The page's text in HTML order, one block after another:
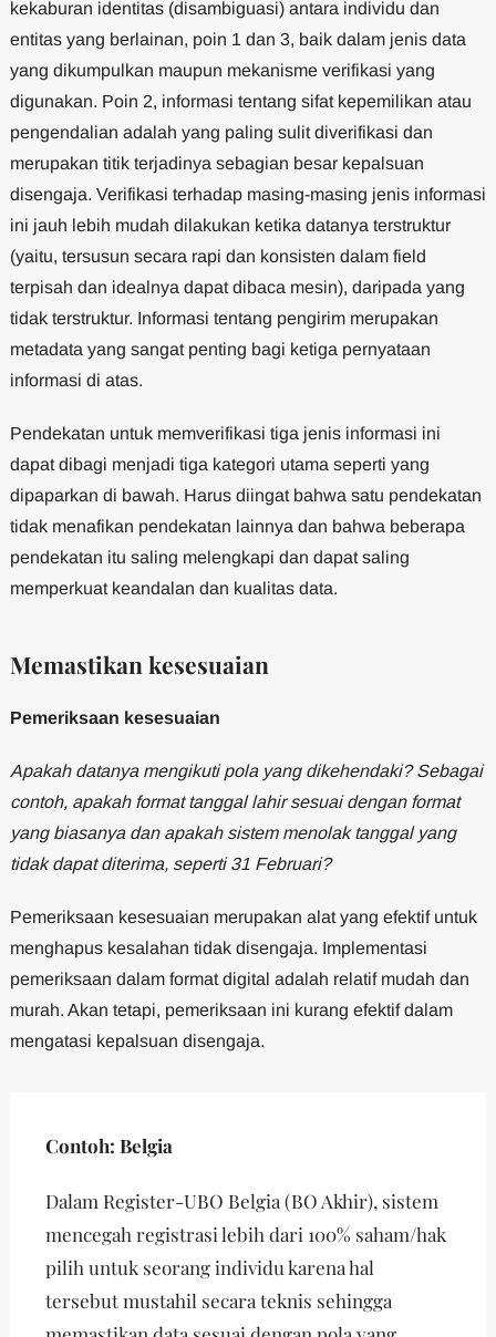
kekaburan identitas (disambiguasi) antara individu dan
entitas yang berlainan, poin 1 dan 3, baik dalam jenis data
yang dikumpulkan maupun mekanisme verifikasi yang
digunakan. Poin 2, informasi tentang sifat kepemilikan atau
pengendalian adalah yang paling sulit diverifikasi dan
merupakan titik terjadinya sebagian besar kepalsuan
disengaja. Verifikasi terhadap masing-masing jenis informasi
ini jauh lebih mudah dilakukan ketika datanya terstruktur
(yaitu, tersusun secara rapi dan konsisten dalam field
terpisah dan idealnya dapat dibaca mesin), daripada yang
tidak terstruktur. Informasi tentang pengirim merupakan
metadata yang sangat penting bagi ketiga pernyataan
informasi di atas.
Pendekatan untuk memverifikasi tiga jenis informasi ini
dapat dibagi menjadi tiga kategori utama seperti yang
dipaparkan di bawah. Harus diingat bahwa satu pendekatan
tidak menafikan pendekatan lainnya dan bahwa beberapa
pendekatan itu saling melengkapi dan dapat saling
memperkuat keandalan dan kualitas data.
Memastikan kesesuaian
Pemeriksaan kesesuaian
Apakah datanya mengikuti pola yang dikehendaki? Sebagai
contoh, apakah format tanggal lahir sesuai dengan format
yang biasanya dan apakah sistem menolak tanggal yang
tidak dapat diterima, seperti 31 Februari?
Pemeriksaan kesesuaian merupakan alat yang efektif untuk
menghapus kesalahan tidak disengaja. Implementasi
pemeriksaan dalam format digital adalah relatif mudah dan
murah. Akan tetapi, pemeriksaan ini kurang efektif dalam
mengatasi kepalsuan disengaja.
Contoh: Belgia
Dalam Register-UBO Belgia (BO Akhir), sistem
mencegah registrasi lebih dari 100% saham/hak
pilih untuk seorang individu karena hal
tersebut mustahil secara teknis sehingga